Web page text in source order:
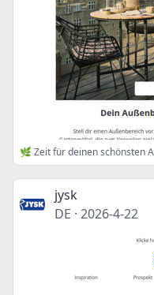
🌿 Zeit für deinen schönsten
jysk
DE · 2026-4-22